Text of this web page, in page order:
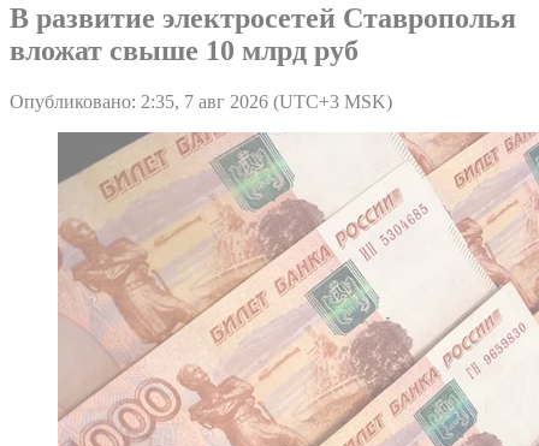
В развитие электросетей Ставрополья
вложат свыше 10 млрд руб
Опубликовано: 2:35, 7 авг 2026 (UTC+3 MSK)